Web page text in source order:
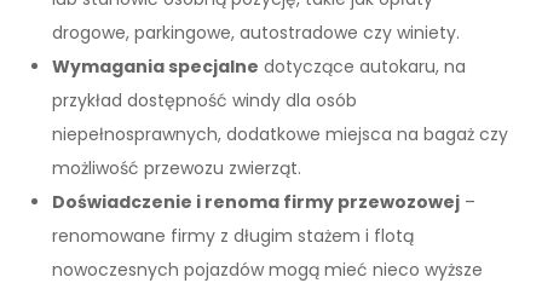
drogowe, parkingowe, autostradowe czy winiety.
Wymagania specjalne dotyczące autokaru, na
przykład dostępność windy dla osób
niepełnosprawnych, dodatkowe miejsca na bagaż czy
możliwość przewozu zwierząt.
Doświadczenie i renoma firmy przewozowej –
renomowane firmy z długim stażem i flotą
nowoczesnych pojazdów mogą mieć nieco wyższe